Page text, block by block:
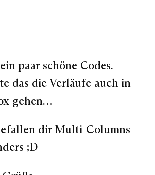
paar schöne Codes.
das die Verläufe auch in
gehen…
dir Multi-Columns
;D